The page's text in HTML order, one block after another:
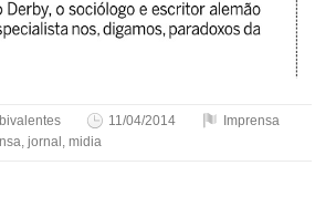
11/04/2014
Imprensa
,jornal ,midia